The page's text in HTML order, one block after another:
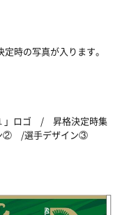
時の写真が入ります。
」ロゴ / 昇格決定時集
② /選手デザイン③